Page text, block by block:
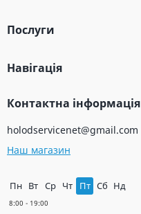
Послуги
Навігація
Контактна інформація
holodservicenet@gmail.com
Наш магазин
Пн Вт Ср Чт Пт Сб Нд